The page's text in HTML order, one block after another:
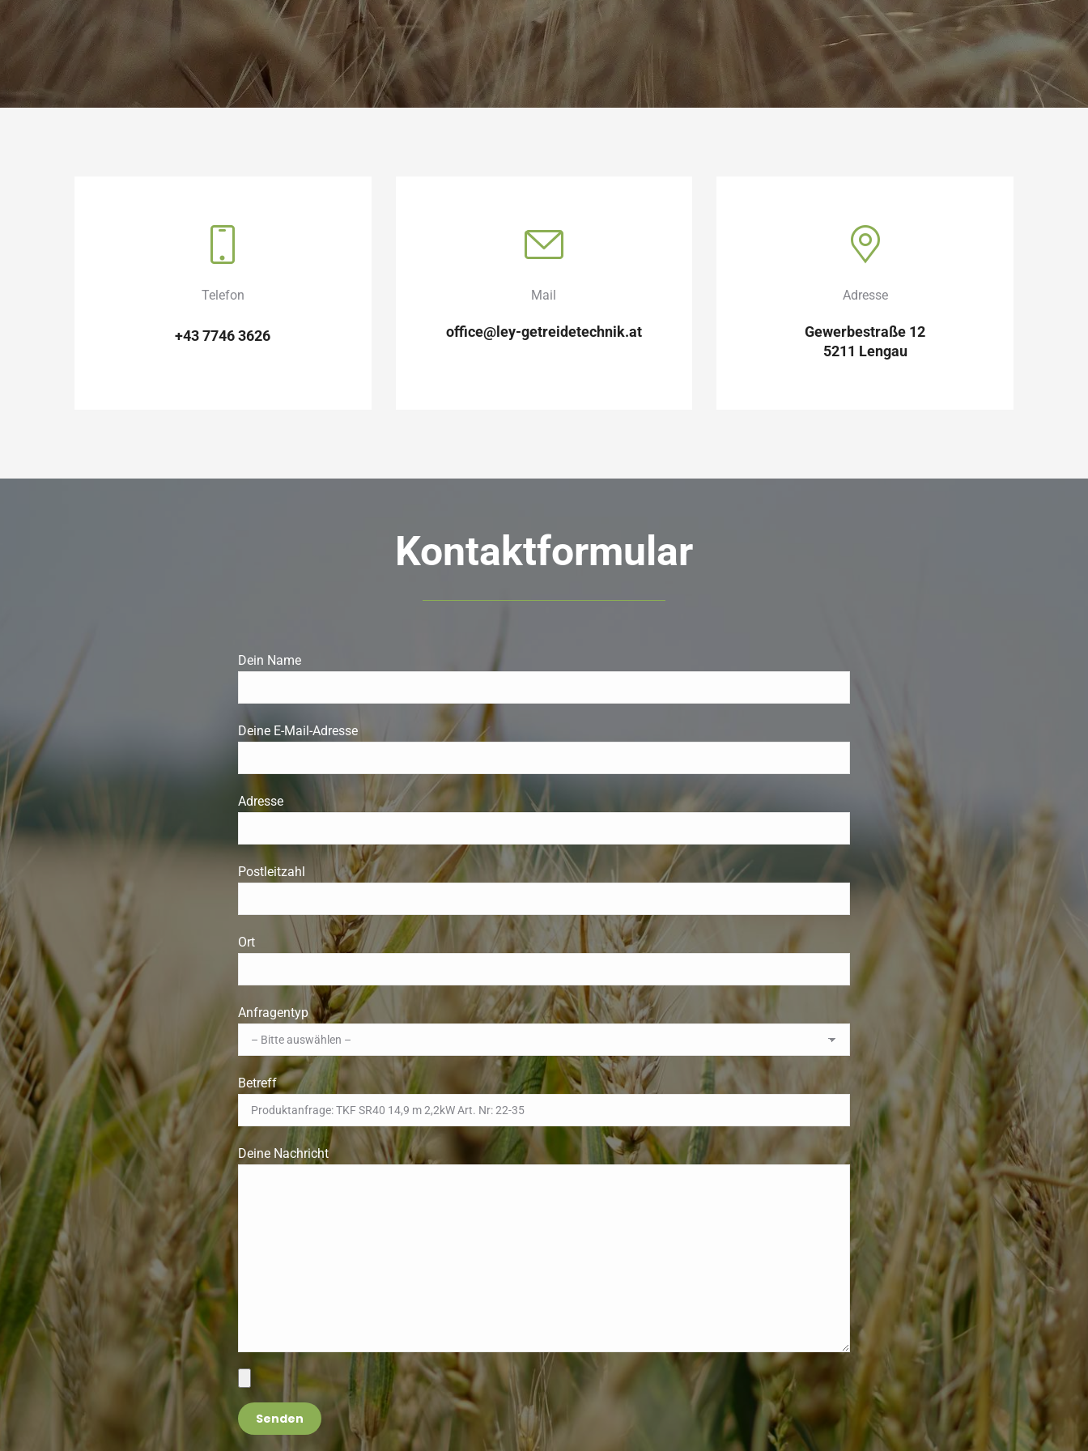
Telefon
+43 7746 3626
Mail
office@ley-getreidetechnik.at
Adresse
Gewerbestraße 12
5211 Lengau
Kontaktformular
Dein Name
Deine E-Mail-Adresse
Adresse
Postleitzahl
Ort
Anfragentyp
Betreff
Deine Nachricht